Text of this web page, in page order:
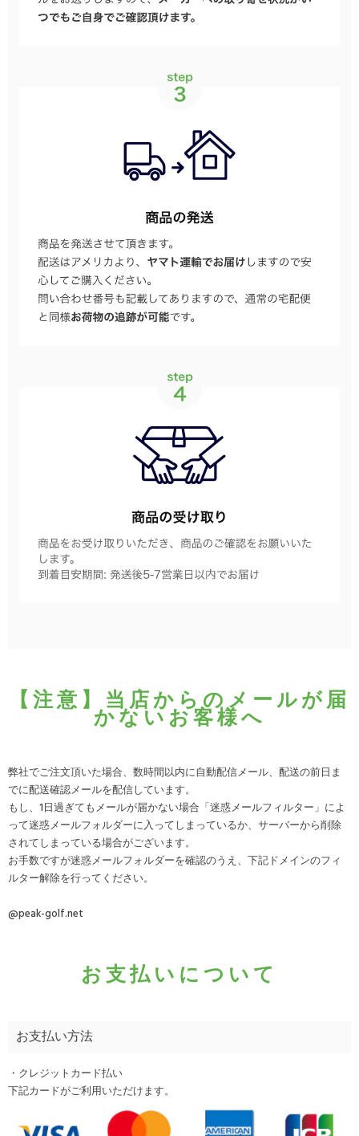
【注意】当店からのメールが届
かないお客様へ
弊社でご注文頂いた場合、数時間以内に自動配信メール、配送の前日ま
でに配送確認メールを配信しています。
もし、1日過ぎてもメールが届かない場合「迷惑メールフィルター」によ
って迷惑メールフォルダーに入ってしまっているか、サーバーから削除
されてしまっている場合がございます。
お手数ですが迷惑メールフォルダーを確認のうえ、下記ドメインのフィ
ルター解除を行ってください。
@peak-golf.net
お支払いについて
お支払い方法
・クレジットカード払い
下記カードがご利用いただけます。